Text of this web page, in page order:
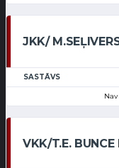
JKK/
SASTĀVS
VKK/T.E. BUNCE